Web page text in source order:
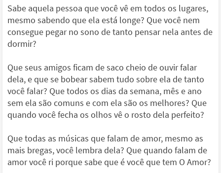
Sabe aquela pessoa que você vê em todos os lugares,
mesmo sabendo que ela está longe? Que você nem
consegue pegar no sono de tanto pensar nela antes de
dormir?
Que seus amigos ficam de saco cheio de ouvir falar
dela, e que se bobear sabem tudo sobre ela de tanto
você falar? Que todos os dias da semana, mês e ano
sem ela são comuns e com ela são os melhores? Que
quando você fecha os olhos vê o rosto dela perfeito?
Que todas as músicas que falam de amor, mesmo as
mais bregas, você lembra dela? Que quando falam de
amor você ri porque sabe que é você que tem O Amor?